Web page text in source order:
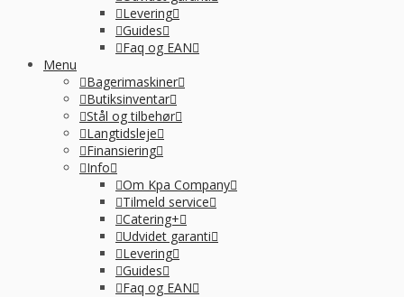
Levering
Guides
Faq og EAN
Menu
Bagerimaskiner
Butiksinventar
Stål og tilbehør
Langtidsleje
Finansiering
Info
Om Kpa Company
Tilmeld service
Catering+
Udvidet garanti
Levering
Guides
Faq og EAN